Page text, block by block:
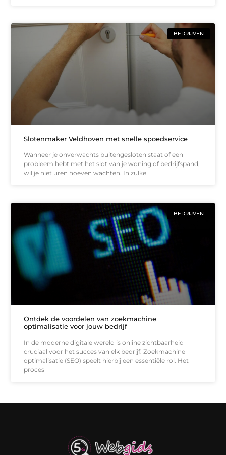
BEDRIJVEN
Slotenmaker Veldhoven met snelle spoedservice
Wanneer je onverwachts buitengesloten staat of een
probleem hebt met het slot van je woning of bedrijfspand,
wil je niet uren hoeven wachten. In zulke
BEDRIJVEN
Ontdek de voordelen van zoekmachine
optimalisatie voor jouw bedrijf
In de moderne digitale wereld is online zichtbaarheid
cruciaal voor het succes van elk bedrijf. Zoekmachine
optimalisatie (SEO) speelt hierbij een essentiële rol. Het
proces